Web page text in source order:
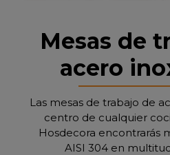
Mesas de
acero
Las mesas de trabajo de
centro de cualquier
Hosdecora encontrarás
AISI 304 en